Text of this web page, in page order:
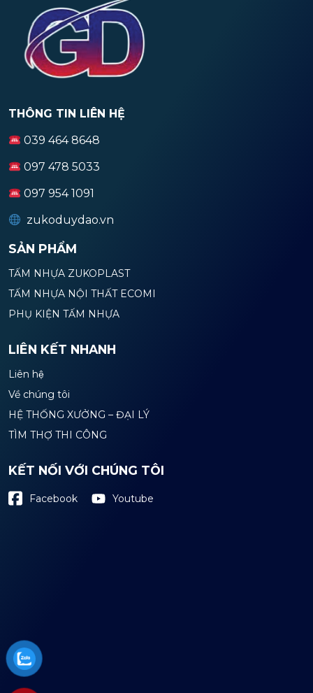
THÔNG TIN LIÊN HỆ
039 464 8648
097 478 5033
097 954 1091
zukoduydao.vn
SẢN PHẨM
TẤM NHỰA ZUKOPLAST
TẤM NHỰA NỘI THẤT ECOMI
PHỤ KIỆN TẤM NHỰA
LIÊN KẾT NHANH
Liên hệ
Về chúng tôi
HỆ THỐNG XƯỞNG – ĐẠI LÝ
TÌM THỢ THI CÔNG
KẾT NỐI VỚI CHÚNG TÔI
Facebook Youtube